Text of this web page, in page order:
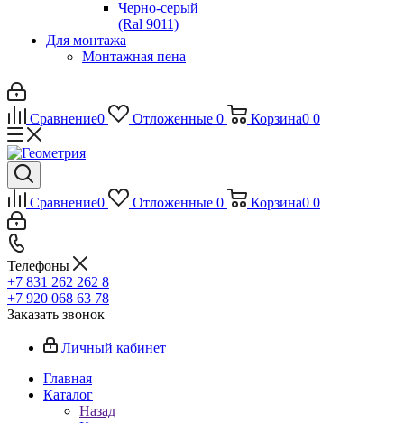
Черно-серый
(Ral 9011)
Для монтажа
Монтажная пена
Сравнение0 Отложенные 0 Корзина0 0
Сравнение0 Отложенные 0 Корзина0 0
Телефоны
+7 831 262 262 8
+7 920 068 63 78
Заказать звонок
Личный кабинет
Главная
Каталог
Назад